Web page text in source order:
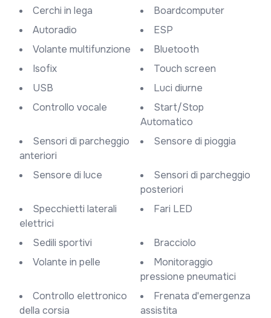
Cerchi in lega
Boardcomputer
Autoradio
ESP
Volante multifunzione
Bluetooth
Isofix
Touch screen
USB
Luci diurne
Controllo vocale
Start/Stop
Automatico
Sensori di parcheggio
anteriori
Sensore di pioggia
Sensore di luce
Sensori di parcheggio
posteriori
Specchietti laterali
elettrici
Fari LED
Sedili sportivi
Bracciolo
Volante in pelle
Monitoraggio
pressione pneumatici
Controllo elettronico
della corsia
Frenata d'emergenza
assistita